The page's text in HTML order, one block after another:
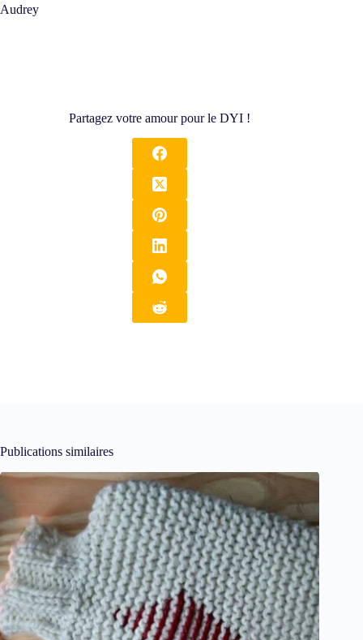
Audrey
Partagez votre amour pour le DYI !
Publications similaires